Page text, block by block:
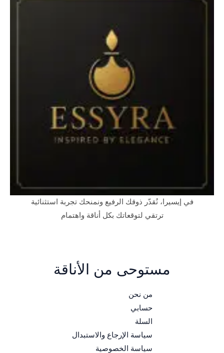
في إيسيرا، نُقدّر ذوقك الرفيع ونمنحك تجربة استثنائية
ترتقي لتوقعاتك بكل أناقة واهتمام
مستوحى من الأناقة
من نحن
حسابي
السلة
سياسة الإرجاع والاستبدال
سياسة الخصوصية